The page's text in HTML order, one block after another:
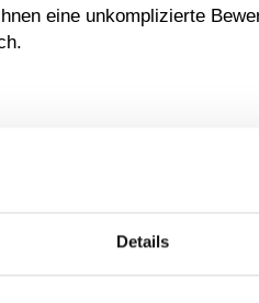
Details
eine unkomplizierte
Nachname